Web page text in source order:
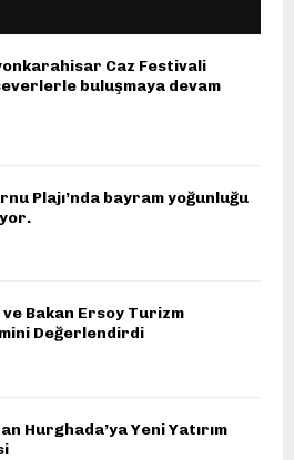
Caz Festivali
buluşmaya devam
Plajı’nda bayram yoğunluğu
ve Bakan Ersoy Turizm
Değerlendirdi
Hurghada’ya Yeni Yatırım